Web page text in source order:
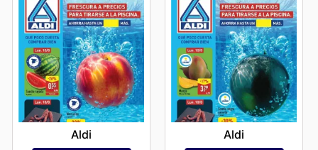
Aldi Aldi